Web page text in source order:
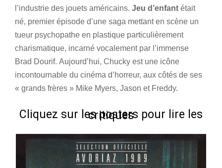
l’industrie des jouets américains. Jeu d’enfant était
né, premier épisode d’une saga mettant en scène un
tueur psychopathe en plastique particulièrement
charismatique, incarné vocalement par l’immense
Brad Dourif. Aujourd’hui, Chucky est une icône
incontournable du cinéma d’horreur, aux côtés de ses
« grands frères » Mike Myers, Jason et Freddy.
Cliquez sur les posters pour lire les critiques